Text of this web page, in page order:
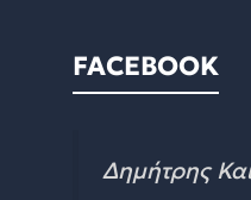
FACEBOOK
Δημήτρης